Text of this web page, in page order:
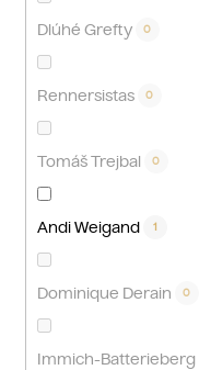
Dlúhé Grefty 0
Rennersistas 0
Tomáš Trejbal 0
Andi Weigand 1
Dominique Derain 0
Immich-Batterieberg